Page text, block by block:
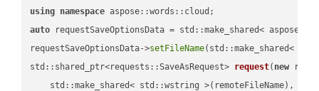
using namespace
auto requestSaveOptionsData = std::make_shared<
requestSaveOptionsData->setFileName(std::make_shared<
std::shared_ptr<requests::SaveAsRequest> request( new
    std::make_shared< std::wstring >(remoteFileName),